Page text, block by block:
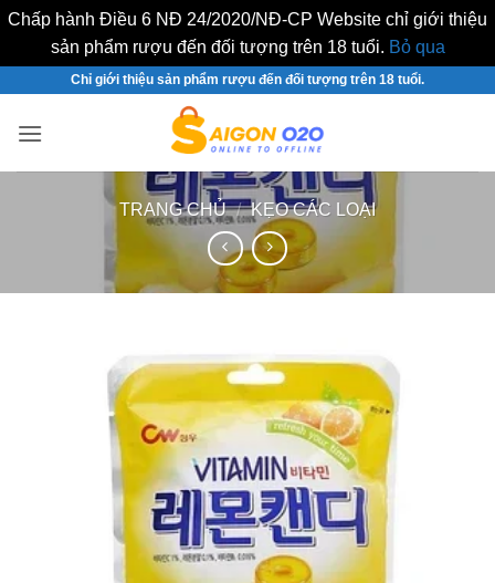
Chấp hành Điều 6 NĐ 24/2020/NĐ-CP Website chỉ giới thiệu
sản phẩm rượu đến đối tượng trên 18 tuổi. Bỏ qua
nội
Chỉ giới thiệu sản phẩm rượu đến đối tượng trên 18 tuổi.
TRANG CHỦ / KẸO CÁC LOẠI